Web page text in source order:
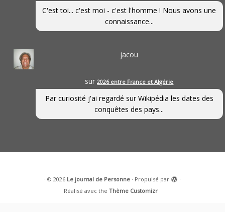
C'est toi... c'est moi - c'est l'homme ! Nous avons une
connaissance...
jacou
sur2026 entre France et Algérie
Par curiosité j'ai regardé sur Wikipédia les dates des
conquêtes des pays...
· © 2026 Le journal de Personne· Propulsé par
·
Réalisé avec theThème Customizr ·